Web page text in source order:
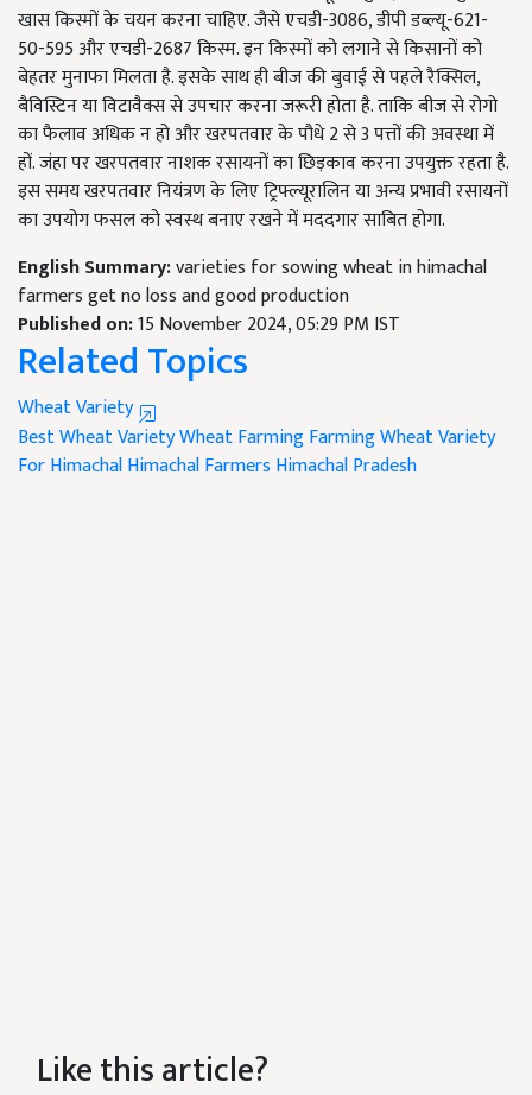
खास किस्मों के चयन करना चाहिए. जैसे एचडी-3086, डीपी डब्ल्यू-621-
50-595 और एचडी-2687 किस्म. इन किस्मों को लगाने से किसानों को
बेहतर मुनाफा मिलता है. इसके साथ ही बीज की बुवाई से पहले रैक्सिल,
बैविस्टिन या विटावैक्स से उपचार करना जरूरी होता है. ताकि बीज से रोगो
का फैलाव अधिक न हो और खरपतवार के पौधे 2 से 3 पत्तों की अवस्था में
हों. जंहा पर खरपतवार नाशक रसायनों का छिड़काव करना उपयुक्त रहता है.
इस समय खरपतवार नियंत्रण के लिए ट्रिफ्ल्यूरालिन या अन्य प्रभावी रसायनों
का उपयोग फसल को स्वस्थ बनाए रखने में मददगार साबित होगा.
English Summary:varieties for sowing wheat in himachal
farmers get no loss and good production
Published on:15 November 2024, 05:29 PM IST
Related Topics
Wheat Variety
Best Wheat VarietyWheat FarmingFarmingWheat Variety
For HimachalHimachal Farmers Himachal Pradesh
Like this article?